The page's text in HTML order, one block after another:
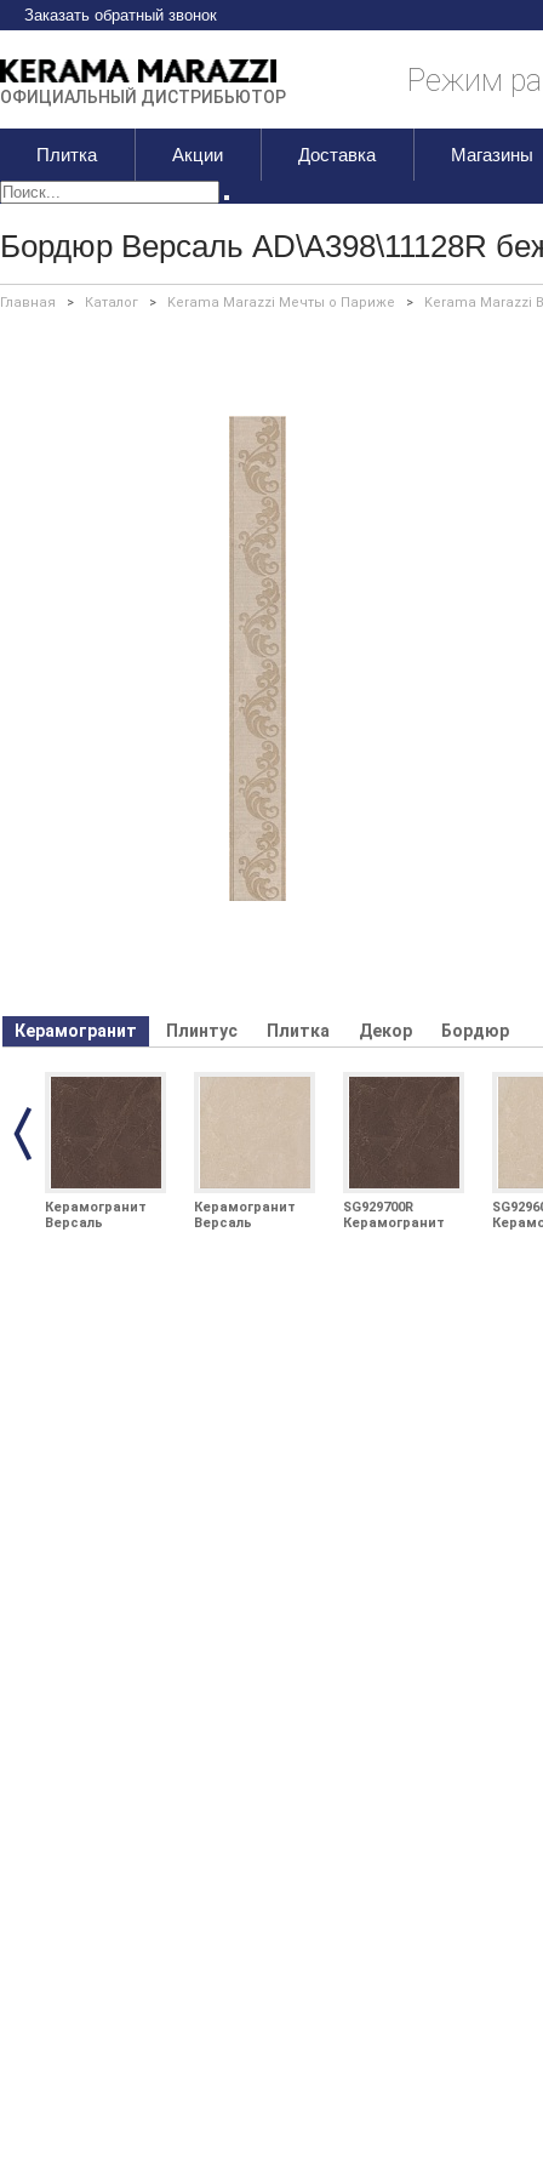
Заказать обратный звонок
ОФИЦИАЛЬНЫЙ ДИСТРИБЬЮТОР Режим
Плитка Акции Доставка Магазины
Бордюр Версаль AD\A398\11128R
Главная > Каталог > Kerama Marazzi Мечты о Париже > Kerama Marazzi
Керамогранит Плинтус Плитка Декор Бордюр
Керамогранит
Версаль
Керамогранит
Версаль
SG929700R
Керамогранит